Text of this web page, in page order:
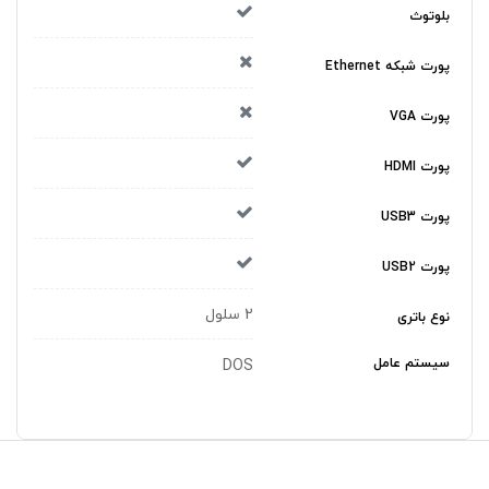
بلوتوث
پورت شبکه Ethernet
پورت VGA
پورت HDMI
پورت USB3
پورت USB2
نوع باتری 2 سلول
سیستم عامل DOS